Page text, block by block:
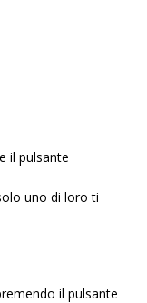
il pulsante
uno di loro ti
il pulsante